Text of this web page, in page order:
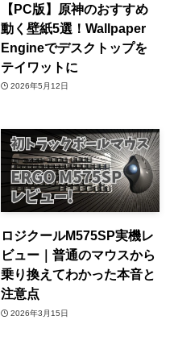
【PC版】原神のおすすめ
動く壁紙5選！Wallpaper
Engineでデスクトップを
テイワットに
2026年5月12日
ロジクールM575SP実機レ
ビュー｜普通のマウスから
乗り換えてわかった本音と
注意点
2026年3月15日